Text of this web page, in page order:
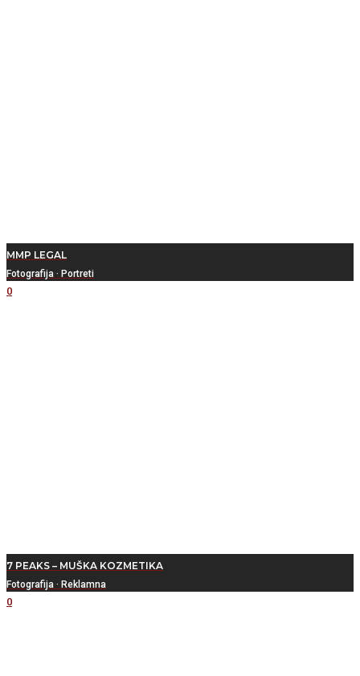
MMP LEGAL
Fotografija · Portreti
0
7 PEAKS – MUŠKA KOZMETIKA
Fotografija · Reklamna
0